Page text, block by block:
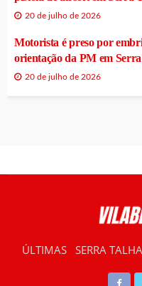
20 de julho de 2026
Motorista é preso por
orientação da PM em
20 de julho de 2026
ÚLTIMAS SERRA